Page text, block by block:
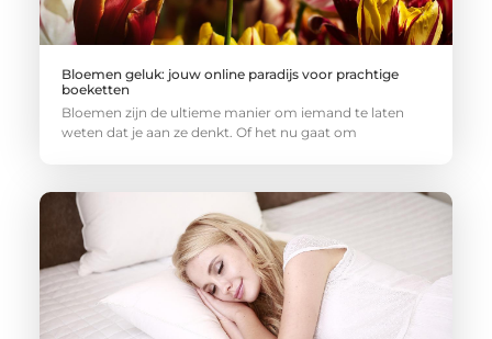
Bloemen geluk: jouw online paradijs voor prachtige
boeketten
Bloemen zijn de ultieme manier om iemand te laten
weten dat je aan ze denkt. Of het nu gaat om